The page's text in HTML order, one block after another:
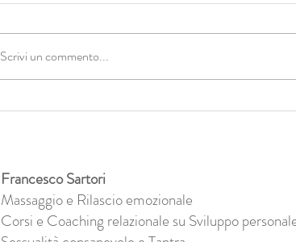
Abbracci di luce e zero
Scrivi un commento...
Francesco Sartori
Massaggio e Rilascio emozionale
Corsi e Coaching relazionale su Sviluppo